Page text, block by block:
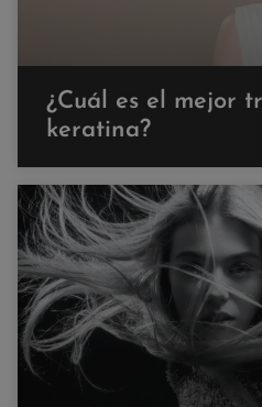
¿Cuál es el mejor
keratina?